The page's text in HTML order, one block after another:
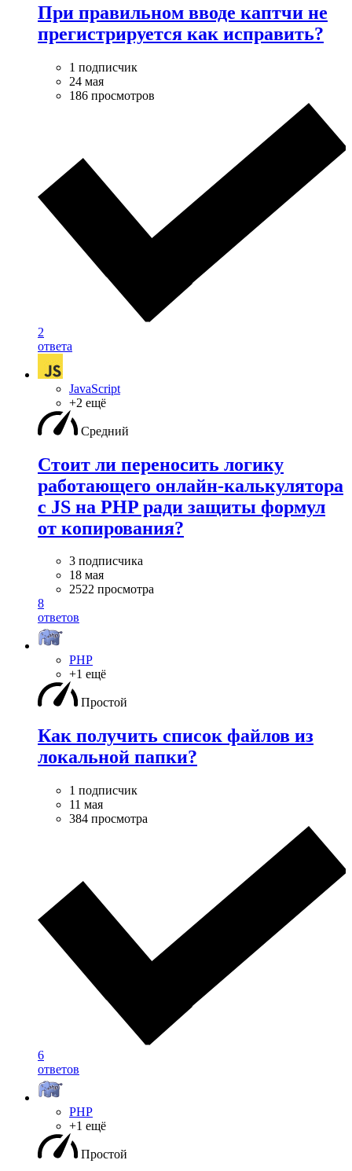
При правильном вводе каптчи не
прегистрируется как исправить?
1 подписчик
24 мая
186 просмотров
2
ответа
JavaScript
+2 ещё
Средний
Стоит ли переносить логику
работающего онлайн-калькулятора
с JS на PHP ради защиты формул
от копирования?
3 подписчика
18 мая
2522 просмотра
8
ответов
PHP
+1 ещё
Простой
Как получить список файлов из
локальной папки?
1 подписчик
11 мая
384 просмотра
6
ответов
PHP
+1 ещё
Простой